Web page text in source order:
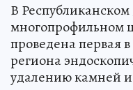
В
многопрофильном
проведена первая
региона
удалению камней